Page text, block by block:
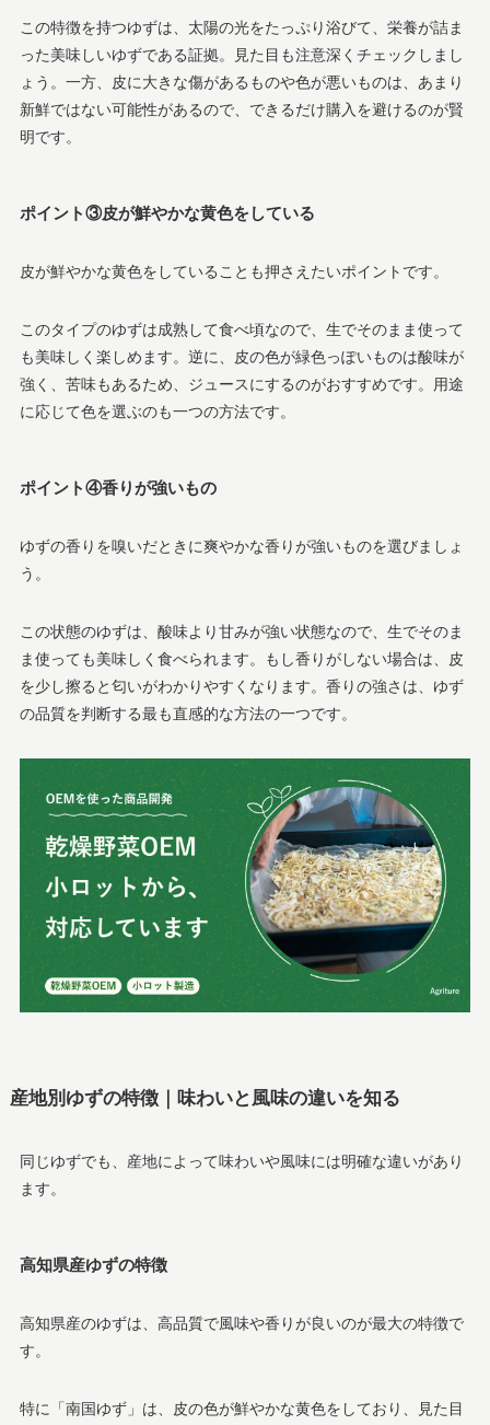
この特徴を持つゆずは、太陽の光をたっぷり浴びて、栄養が詰ま
った美味しいゆずである証拠。見た目も注意深くチェックしまし
ょう。一方、皮に大きな傷があるものや色が悪いものは、あまり
新鮮ではない可能性があるので、できるだけ購入を避けるのが賢
明です。
ポイント③皮が鮮やかな黄色をしている
皮が鮮やかな黄色をしていることも押さえたいポイントです。
このタイプのゆずは成熟して食べ頃なので、生でそのまま使って
も美味しく楽しめます。逆に、皮の色が緑色っぽいものは酸味が
強く、苦味もあるため、ジュースにするのがおすすめです。用途
に応じて色を選ぶのも一つの方法です。
ポイント④香りが強いもの
ゆずの香りを嗅いだときに爽やかな香りが強いものを選びましょ
う。
この状態のゆずは、酸味より甘みが強い状態なので、生でそのま
ま使っても美味しく食べられます。もし香りがしない場合は、皮
を少し擦ると匂いがわかりやすくなります。香りの強さは、ゆず
の品質を判断する最も直感的な方法の一つです。
産地別ゆずの特徴｜味わいと風味の違いを知る
同じゆずでも、産地によって味わいや風味には明確な違いがあり
ます。
高知県産ゆずの特徴
高知県産のゆずは、高品質で風味や香りが良いのが最大の特徴で
す。
特に「南国ゆず」は、皮の色が鮮やかな黄色をしており、見た目